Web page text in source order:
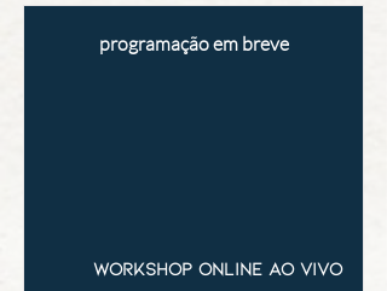
programação em breve
workshop online ao vivo